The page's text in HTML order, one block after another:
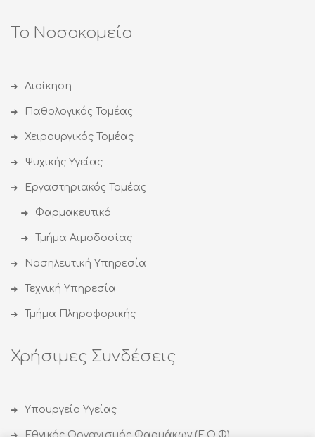
Το Νοσοκομείο
Διοίκηση
Παθολογικός Τομέας
Χειρουργικός Τομέας
Ψυχικής Υγείας
Εργαστηριακός Τομέας
Φαρμακευτικό
Τμήμα Αιμοδοσίας
Νοσηλευτική Υπηρεσία
Τεχνική Υπηρεσία
Τμήμα Πληροφορικής
Χρήσιμες Συνδέσεις
Υπουργείο Υγείας
Εθνικός Οργανισμός Φαρμάκων (Ε.Ο.Φ)